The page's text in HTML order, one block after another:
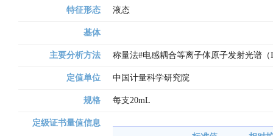
特征形态 液态
基体
主要分析方法 称量法#电感耦合等离子体原子发射光谱（
定值单位 中国计量科学研究院
规格 每支20mL
定级证书量值信息